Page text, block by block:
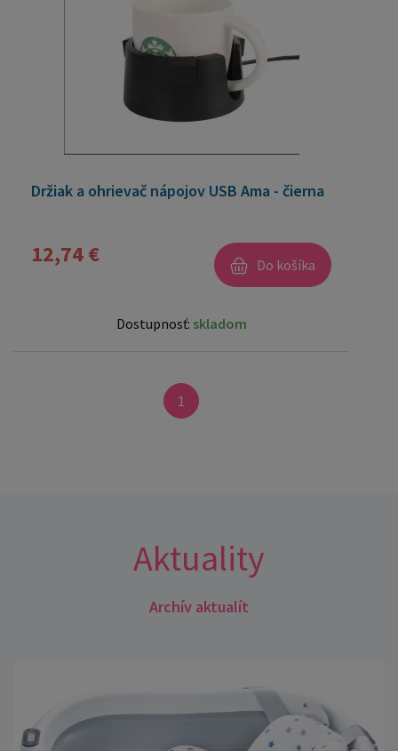
Držiak a ohrievač nápojov USB Ama - čierna
12,74 € Do košíka
Dostupnosť: skladom
1
Aktuality
Archív aktualít